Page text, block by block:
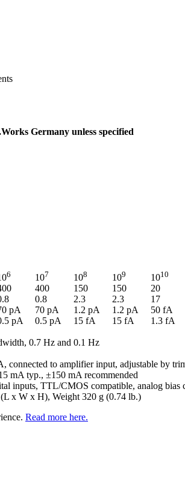
Germany unless specified
6 107 108 109 1010
400 150 150 20
0.8 2.3 2.3 17
pA 70 pA 1.2 pA 1.2 pA 50 fA
pA 0.5 pA 15 fA 15 fA 1.3 fA
0.7 Hz and 0.1 Hz
connected to amplifier input, adjustable by
mA typ., ±150 mA recommended
inputs, TTL/CMOS compatible, analog bias
x W x H), Weight 320 g (0.74 lb.)
Read more here.